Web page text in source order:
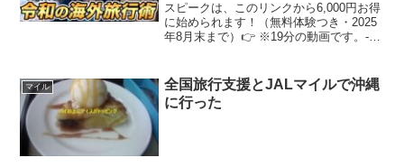
スピークは、このリンクから6,000円お得
に始められます！（無料体験つき・2025
年8月末まで）👉 ※19分の動画です。-----
マイル
全国旅行支援とJALマイルで沖縄
に行った